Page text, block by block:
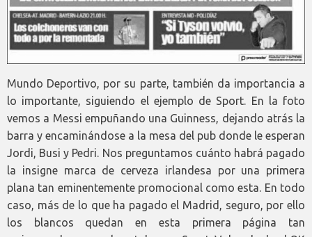
Mundo Deportivo, por su parte, también da importancia a
lo importante, siguiendo el ejemplo de Sport. En la foto
vemos a Messi empuñando una Guinness, dejando atrás la
barra y encaminándose a la mesa del pub donde le esperan
Jordi, Busi y Pedri. Nos preguntamos cuánto habrá pagado
la insigne marca de cerveza irlandesa por una primera
plana tan eminentemente promocional como esta. En todo
caso, más de lo que ha pagado el Madrid, seguro, por ello
los blancos quedan en esta primera página tan